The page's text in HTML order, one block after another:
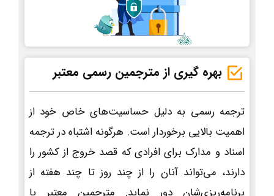
بهره گیری از مترجمین رسمی معتبر
ترجمه رسمی به دلیل حساسیت‌های خاص خود از
اهمیت بالایی برخوردار است. هرگونه اشتباه در ترجمه
اسناد و مدارک برای افرادی که قصد خروج از کشور را
دارند، می‌تواند آنان را از چند روز تا چند هفته از
برنامه‌ریزی‌شان دور نماید. مترجمین معتبر با